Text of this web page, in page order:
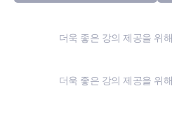
더욱 좋은 강의 제공을 위
더욱 좋은 강의 제공을 위